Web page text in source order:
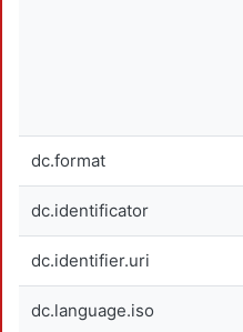
dc.format
dc.identificator
dc.identifier.uri
dc.language.iso